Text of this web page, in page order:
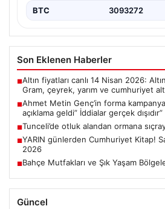
BTC 3093272
Son Eklenen Haberler
■Altın fiyatları canlı 14 Nisan 2026:
Gram, çeyrek, yarım ve cumhuriyet
■Ahmet Metin Genç’in forma
açıklama geldi” İddialar gerçek dışıdır”
■Tunceli’de otluk alandan ormana
■YARIN günlerden Cumhuriyet Kitap!
2026
■Bahçe Mutfakları ve Şık Yaşam
Güncel